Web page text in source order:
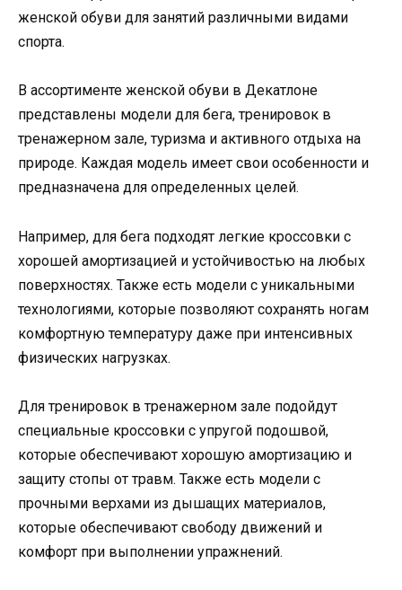
женской обуви для занятий различными видами
спорта.
В ассортименте женской обуви в Декатлоне
представлены модели для бега, тренировок в
тренажерном зале, туризма и активного отдыха на
природе. Каждая модель имеет свои особенности и
предназначена для определенных целей.
Например, для бега подходят легкие кроссовки с
хорошей амортизацией и устойчивостью на любых
поверхностях. Также есть модели с уникальными
технологиями, которые позволяют сохранять ногам
комфортную температуру даже при интенсивных
физических нагрузках.
Для тренировок в тренажерном зале подойдут
специальные кроссовки с упругой подошвой,
которые обеспечивают хорошую амортизацию и
защиту стопы от травм. Также есть модели с
прочными верхами из дышащих материалов,
которые обеспечивают свободу движений и
комфорт при выполнении упражнений.